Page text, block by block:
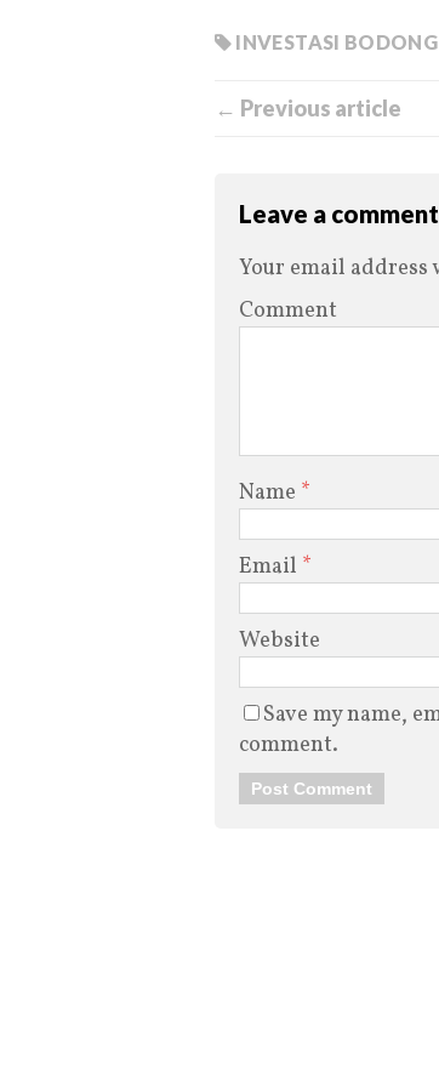
INVESTASI
← Previous article
Leave a comment
Your email
Comment
Name *
Email *
Website
Save my name,
comment.